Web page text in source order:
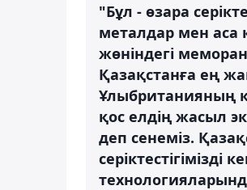
"Бұл - өзара
металдар мен аса
жөніндегі
Қазақстанға ең
Ұлыбританияның
қос елдің жасыл
деп сенеміз.